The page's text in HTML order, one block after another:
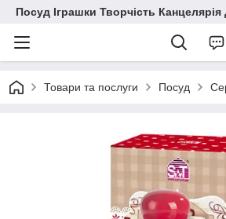
Посуд Іграшки Творчість Канцелярія
Товари та послуги Посуд